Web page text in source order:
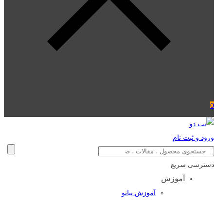
0
ورود و ثبت نام
دسترسی سریع
آموزش
آموزش پیانو